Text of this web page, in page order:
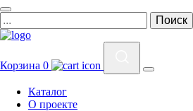
Корзина 0
Каталог
О проекте